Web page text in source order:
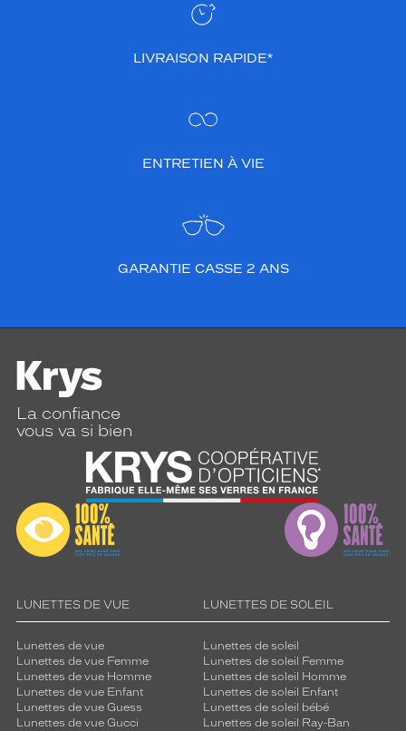
LIVRAISON RAPIDE*
ENTRETIEN À VIE
GARANTIE CASSE 2 ANS
La confiance
vous va si bien
LUNETTES DE VUE
Lunettes de vue
Lunettes de vue Femme
Lunettes de vue Homme
Lunettes de vue Enfant
Lunettes de vue Guess
Lunettes de vue Gucci
LUNETTES DE SOLEIL
Lunettes de soleil
Lunettes de soleil Femme
Lunettes de soleil Homme
Lunettes de soleil Enfant
Lunettes de soleil bébé
Lunettes de soleil Ray-Ban